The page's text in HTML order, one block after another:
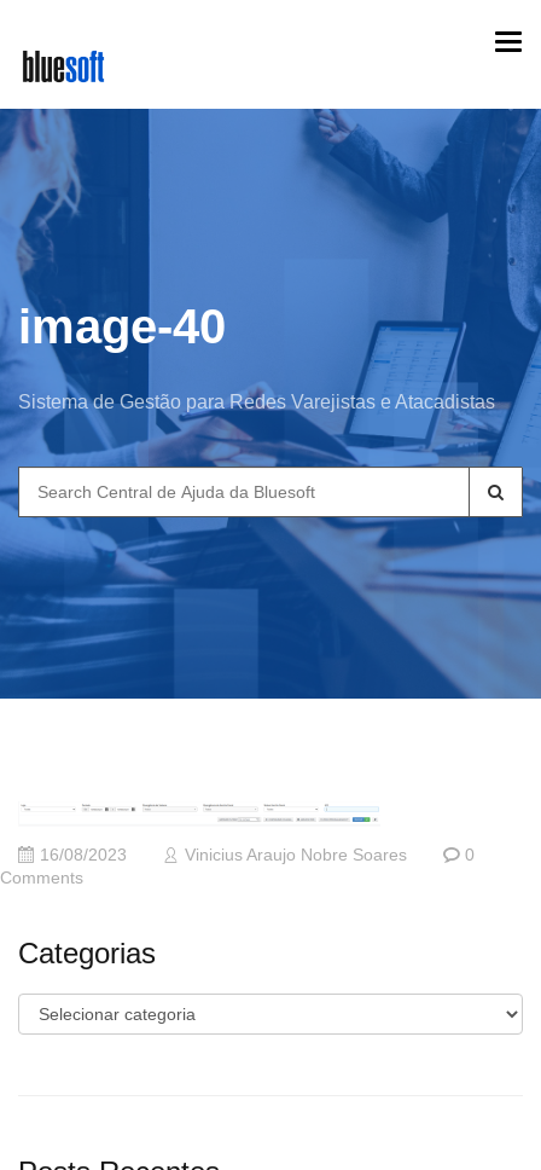
main
content
image-40
Sistema de Gestão para Redes Varejistas e Atacadistas
Search
for:
16/08/2023 Vinicius Araujo Nobre Soares
0
Comments
Categorias
Categorias